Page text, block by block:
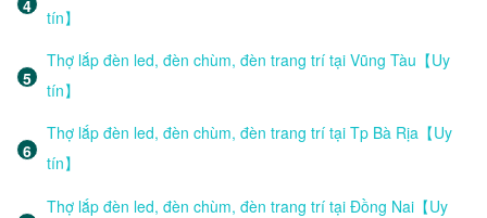
tín】
Thợ lắp đèn led, đèn chùm, đèn trang trí tại Vũng Tàu【Uy
tín】
Thợ lắp đèn led, đèn chùm, đèn trang trí tại Tp Bà Rịa【Uy
tín】
Thợ lắp đèn led, đèn chùm, đèn trang trí tại Đồng Nai【Uy